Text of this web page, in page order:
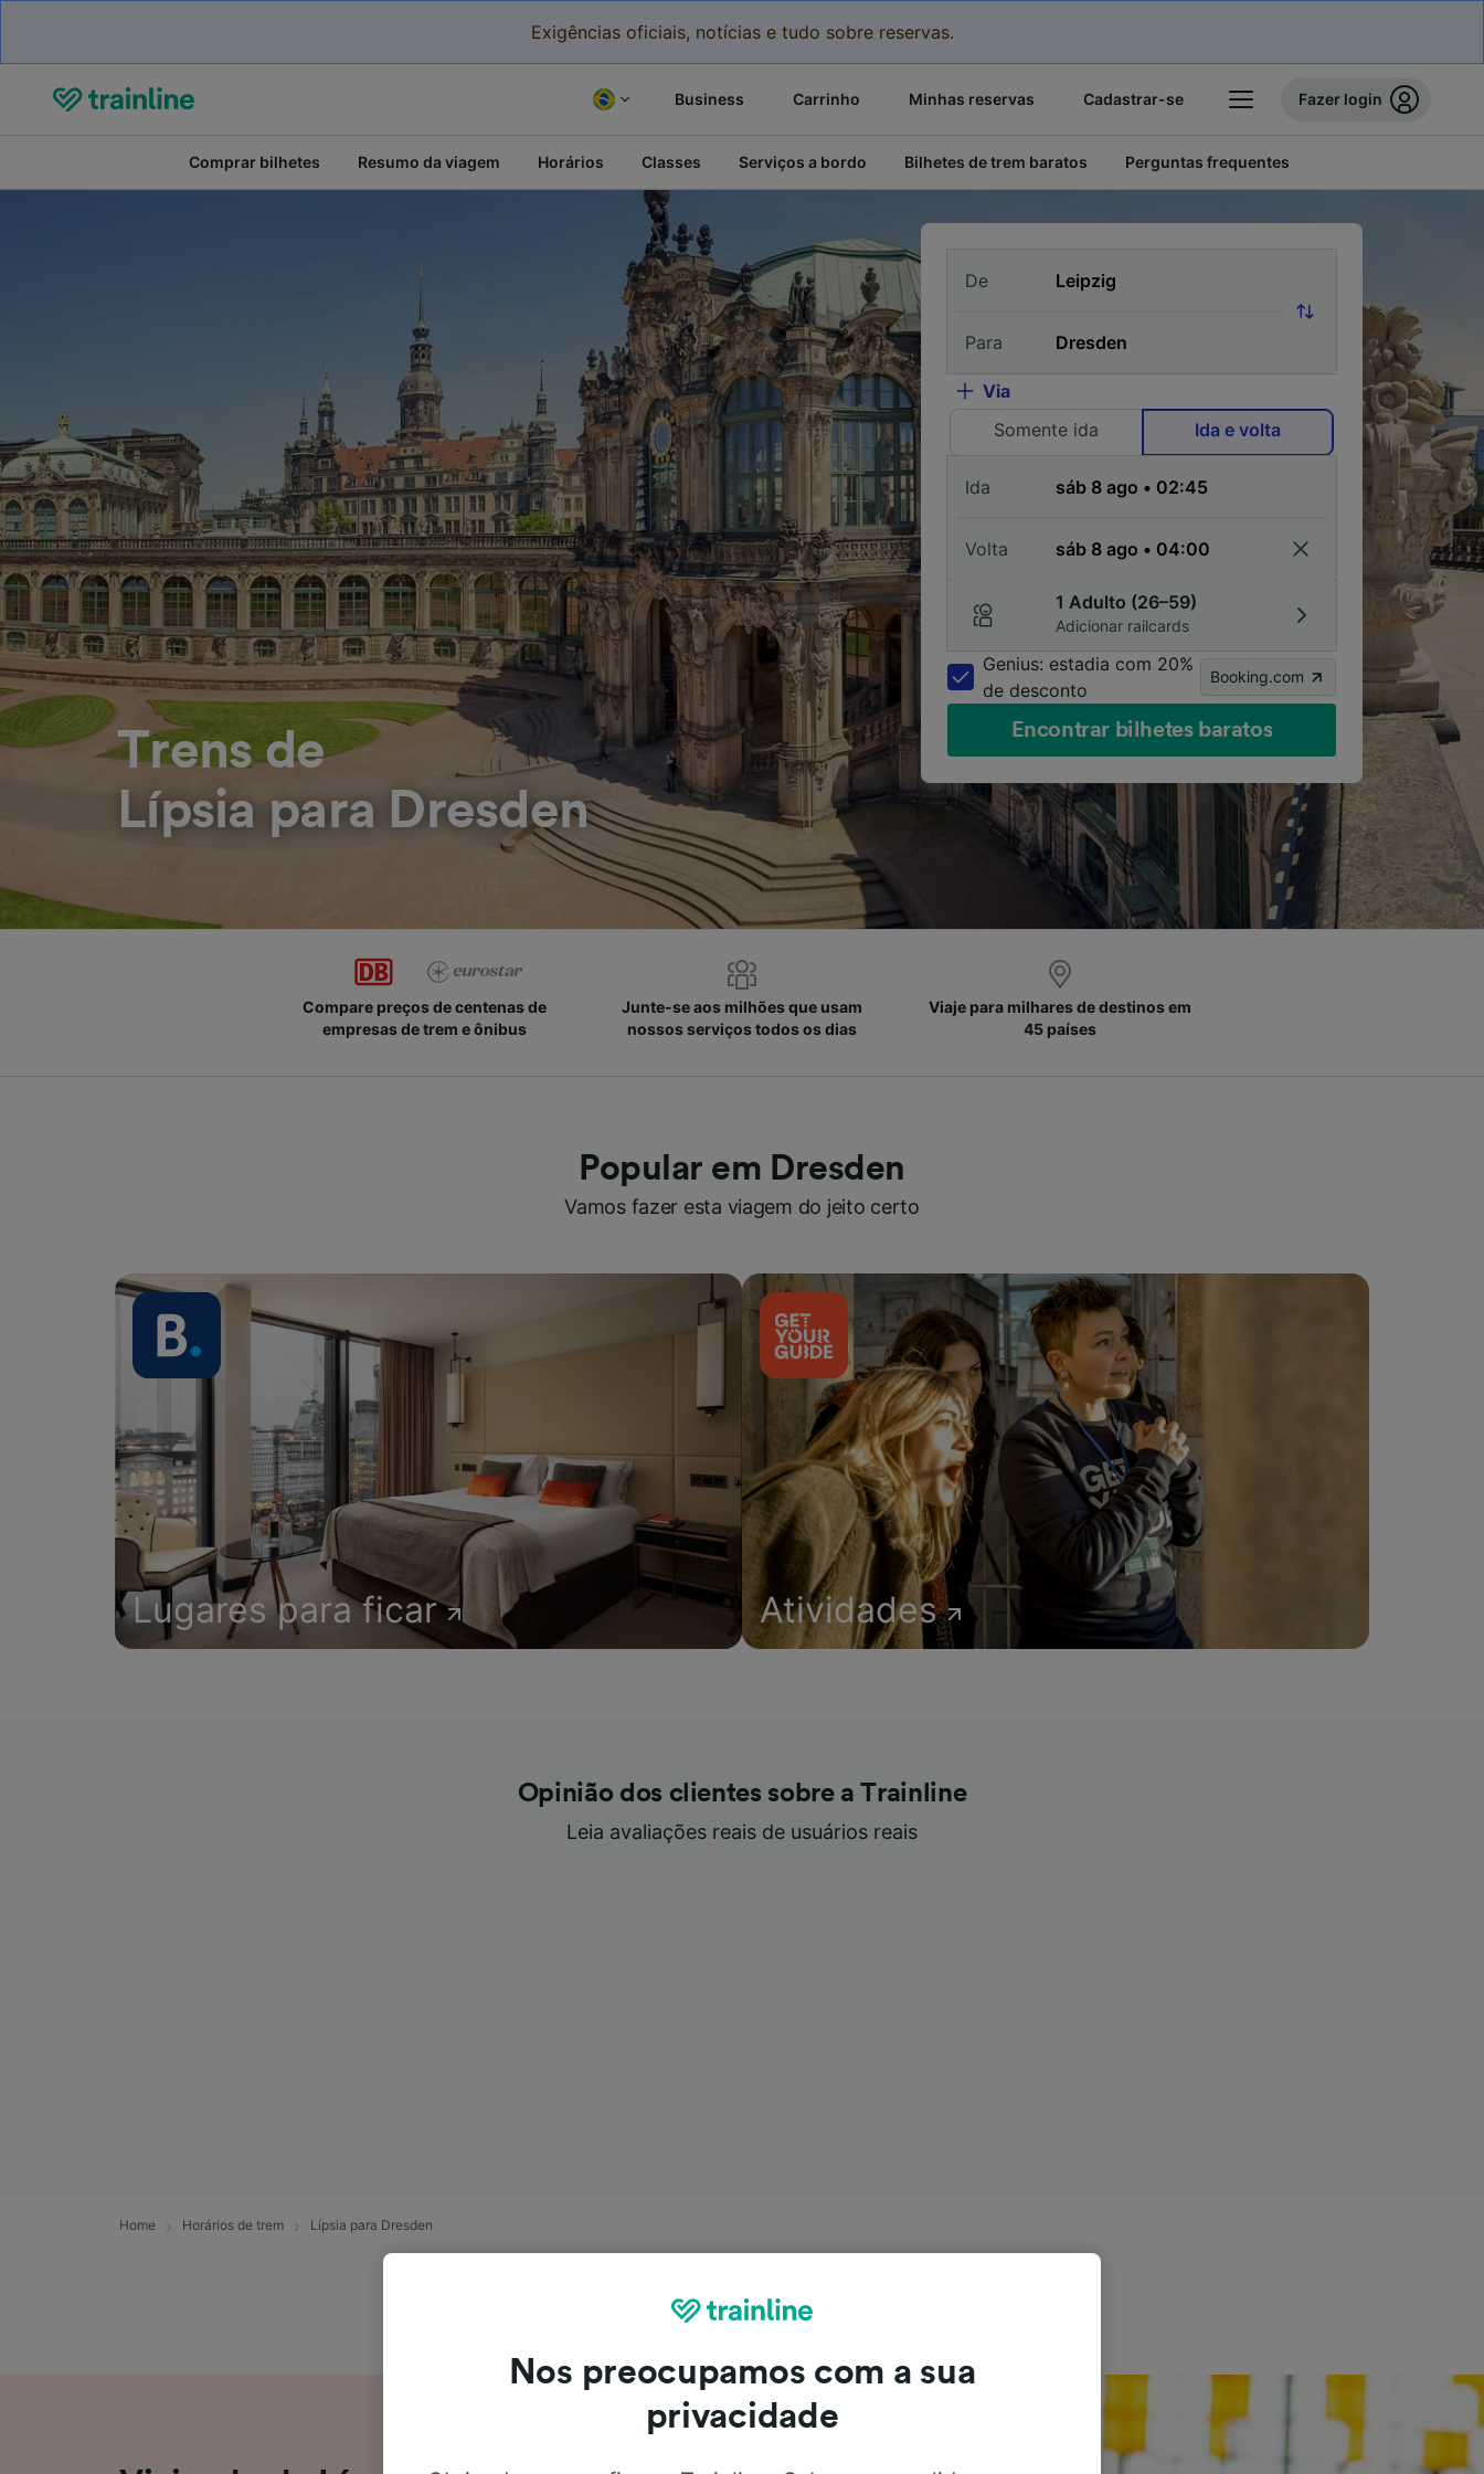
Exigências oficiais, notícias e tudo sobre reservas.
Business Carrinho Minhas reservas Cadastrar-se Fazer login
Comprar bilhetes Resumo da viagem Horários Classes Serviços a bordo Bilhetes de trem baratos Perguntas frequentes
Trens de
Lípsia para Dresden
De
Para
Via
Somente ida
Ida e volta
Ida
Volta
1 Adulto (26–59)
Adicionar railcards
Genius: estadia com 20%
de desconto
Booking.com
Encontrar bilhetes baratos
Compare preços de centenas de
empresas de trem e ônibus
Junte-se aos milhões que usam
nossos serviços todos os dias
Viaje para milhares de destinos em
45 países
Popular em Dresden
Vamos fazer esta viagem do jeito certo
Lugares para ficar Atividades
Opinião dos clientes sobre a Trainline
Leia avaliações reais de usuários reais
Home Horários de trem Lípsia para Dresden
Nos preocupamos com a sua
privacidade